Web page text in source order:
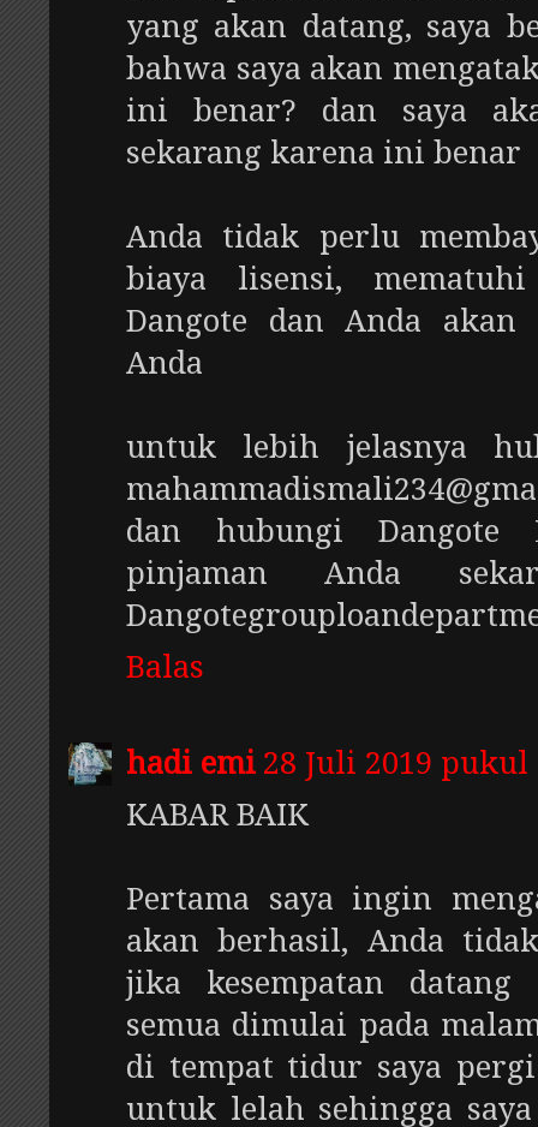
yang akan datang, saya
bahwa saya akan
ini benar? dan saya
sekarang karena ini benar
Anda tidak perlu
biaya lisensi, mematuhi
Dangote dan Anda akan
Anda
untuk lebih jelasnya
dan hubungi Dangote
pinjaman Anda
Balas
hadi emi 28 Juli 2019 pukul
KABAR BAIK
Pertama saya ingin
akan berhasil, Anda
jika kesempatan
semua dimulai pada
di tempat tidur saya
untuk lelah sehingga